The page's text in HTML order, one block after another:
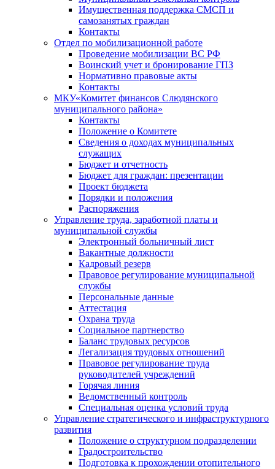
Имущественная поддержка СМСП и
самозанятых граждан
Контакты
Отдел по мобилизационной работе
Проведение мобилизации ВС РФ
Воинский учет и бронирование ГПЗ
Нормативно правовые акты
Контакты
МКУ«Комитет финансов Слюдянского
муниципального района»
Контакты
Положение о Комитете
Сведения о доходах муниципальных
служащих
Бюджет и отчетность
Бюджет для граждан: презентации
Проект бюджета
Порядки и положения
Распоряжения
Управление труда, заработной платы и
муниципальной службы
Электронный больничный лист
Вакантные должности
Кадровый резерв
Правовое регулирование муниципальной
службы
Персональные данные
Аттестация
Охрана труда
Социальное партнерство
Баланс трудовых ресурсов
Легализация трудовых отношений
Правовое регулирование труда
руководителей учреждений
Горячая линия
Ведомственный контроль
Специальная оценка условий труда
Управление стратегического и инфраструктурного
развития
Положение о структурном подразделении
Градостроительство
Подготовка к прохождении отопительного